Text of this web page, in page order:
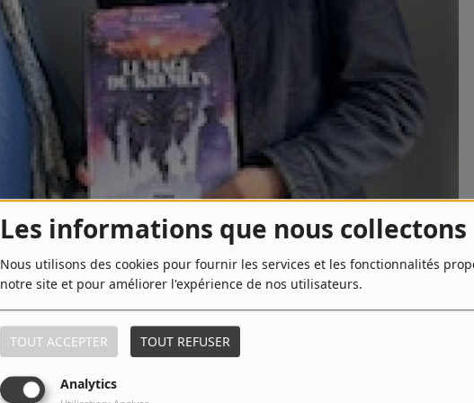
Les informations que nous collectons
Nous utilisons des cookies pour fournir les services et les fonctionnalités
notre site et pour améliorer l'expérience de nos utilisateurs.
TOUT ACCEPTER TOUT REFUSER
Analytics